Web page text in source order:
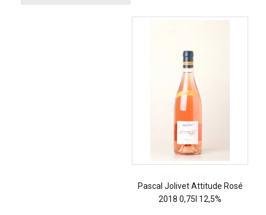
Pascal Jolivet Attitude Rosé
2018 0,75l 12,5%